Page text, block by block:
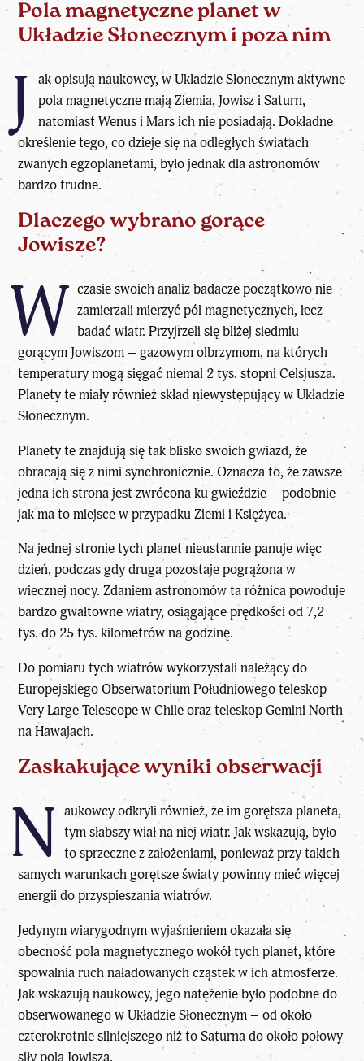
Pola magnetyczne planet w
Układzie Słonecznym i poza nim
J
ak opisują naukowcy, w Układzie Słonecznym aktywne
pola magnetyczne mają Ziemia, Jowisz iSaturn,
natomiast Wenus i Mars ich nie posiadają. Dokładne
określenie tego, co dzieje się na odległych światach
zwanych egzoplanetami, było jednak dla astronomów
bardzo trudne.
Dlaczego wybrano gorące
Jowisze?
W czasie swoich analiz badacze początkowo nie
zamierzali mierzyć pól magnetycznych, lecz
badać wiatr. Przyjrzeli się bliżej siedmiu
gorącym Jowiszom – gazowym olbrzymom, na których
temperatury mogą sięgać niemal 2 tys. stopni Celsjusza.
Planetyte miały również skład niewystępujący w Układzie
Słonecznym.
Planety te znajdują się tak blisko swoich gwiazd, że
obracają się z nimi synchronicznie. Oznacza to, że zawsze
jedna ich strona jest zwrócona ku gwieździe – podobnie
jak ma to miejsce w przypadku Ziemi i Księżyca.
Na jednej stronie tychplanetnieustannie panuje więc
dzień, podczas gdy druga pozostaje pogrążona w
wiecznej nocy. Zdaniem astronomów ta różnica powoduje
bardzo gwałtowne wiatry, osiągające prędkości od 7,2
tys. do 25 tys. kilometrów na godzinę.
Do pomiaru tych wiatrów wykorzystali należący do
Europejskiego Obserwatorium Południowego teleskop
Very Large Telescope w Chile oraz teleskop Gemini North
na Hawajach.
Zaskakujące wyniki obserwacji
N aukowcy odkryli również, że imgorętsza planeta,
tym słabszy wiał na niej wiatr. Jak wskazują, było
to sprzeczne z założeniami, ponieważ przy takich
samych warunkach gorętsze światy powinny mieć więcej
energii do przyspieszania wiatrów.
Jedynym wiarygodnym wyjaśnieniem okazała się
obecność pola magnetycznego wokół tych planet, które
spowalnia ruch naładowanych cząstek w ich atmosferze.
Jak wskazują naukowcy, jego natężenie było podobne do
obserwowanego w Układzie Słonecznym – od około
czterokrotnie silniejszego niż to Saturna do około połowy
siły pola Jowisza.